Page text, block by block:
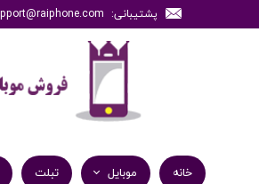
پشتیبانی: support@raiphone.com
خانه
موبایل تبلت